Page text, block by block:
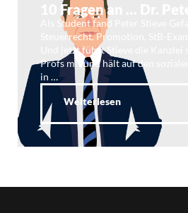
10 Fragen an … Dr.
Als Student fand Peter Stieve
Steuerrecht. Promotion, StB-
Und jetzt führt Stieve die Kanzlei
Profs mit und hält auf den
in …
Weiterlesen